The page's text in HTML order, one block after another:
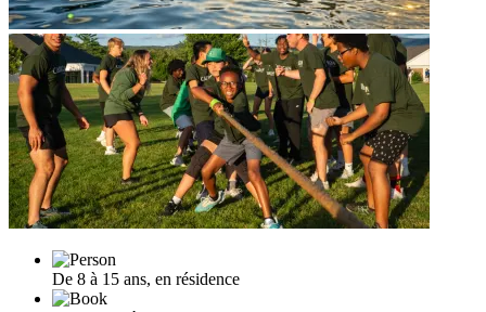
De 8 à 15 ans, en résidence